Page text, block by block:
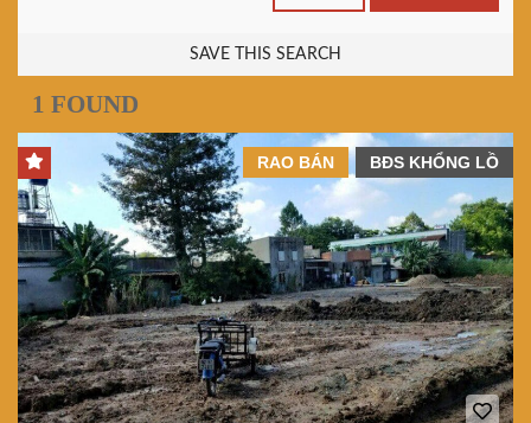
SAVE THIS SEARCH
1 FOUND
BĐS KHỔNG LỒ
RAO BÁN